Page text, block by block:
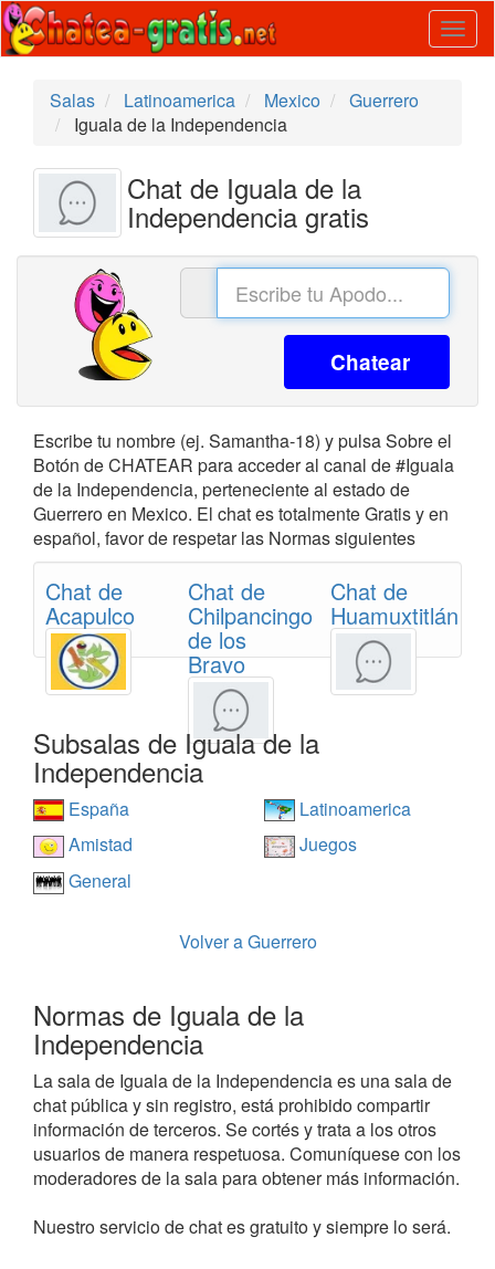
Salas
Latinoamerica Mexico
Guerrero
Iguala de la Independencia
Chat de Iguala de la
Independencia gratis
Chatear
Escribe tu nombre (ej. Samantha-18) y pulsa Sobre el
Botón de CHATEAR para acceder al canal de #Iguala
de la Independencia, perteneciente al estado de
Guerrero en Mexico. El chat es totalmente Gratis y en
español, favor de respetar las Normas siguientes
Chat de
Acapulco
Chat de
Chilpancingo
de los
Bravo
Chat de
Huamuxtitlán
Subsalas de Iguala de la
Independencia
España
Latinoamerica
Amistad
Juegos
General
Volver a Guerrero
Normas de Iguala de la
Independencia
La sala de Iguala de la Independencia es una sala de
chat pública y sin registro, está prohibido compartir
información de terceros. Se cortés y trata a los otros
usuarios de manera respetuosa. Comuníquese con los
moderadores de la sala para obtener más información.
Nuestro servicio de chat es gratuito y siempre lo será.